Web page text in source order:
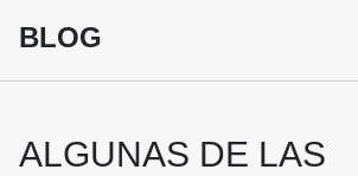
BLOG
ALGUNAS DE LAS